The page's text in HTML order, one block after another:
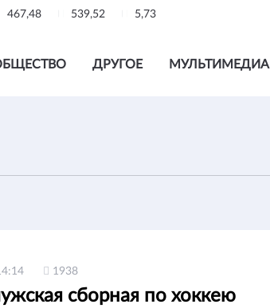
467,48 539,52 5,73
ДРУГОЕ МУЛЬТИМЕДИА
1938
сборная по хоккею